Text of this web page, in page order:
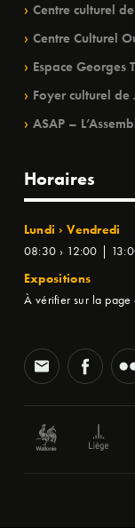
Centre culturel
Centre Culturel
Espace Georges
Foyer culturel
ASAP –
Horaires
Lundi › Vendredi
08:30 › 12:00 |
Expositions
À vérifier sur la page